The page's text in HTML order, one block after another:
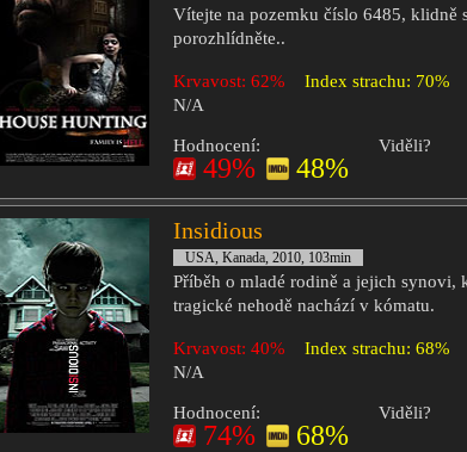
Vítejte na pozemku číslo 6485, klidně
porozhlídněte..
Krvavost: 62% Index strachu: 70%
N/A
Hodnocení:
49% 48%
Viděli?
Insidious
USA, Kanada, 2010, 103min
Příběh o mladé rodině a jejich synovi,
tragické nehodě nachází v kómatu.
Krvavost: 40% Index strachu: 68%
N/A
Hodnocení:
74% 68%
Viděli?